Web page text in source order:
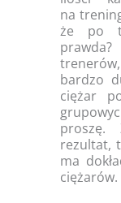
na
że po
bardzo
ciężar
proszę.
rezultat,
ma
ciężarów.